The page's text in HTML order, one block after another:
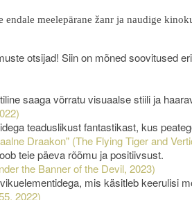
endale meelepärane žanr ja naudige
otsijad! Siin on mõned soovitused
saaga võrratu visuaalse stiili ja
teaduslikust fantastikast, kus
Draakon" (The Flying Tiger and
teie päeva rõõmu ja positiivsust.
the Banner of the Devil, 2023)
mis käsitleb keerulisi
2022)